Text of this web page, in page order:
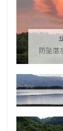
防坠落